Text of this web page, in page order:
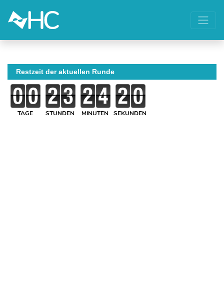
Restzeit der aktuellen Runde
TAGE STUNDEN MINUTEN SEKUNDEN